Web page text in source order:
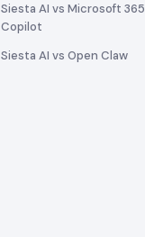
Siesta AI vs Microsoft 365
Copilot
Siesta AI vs Open Claw